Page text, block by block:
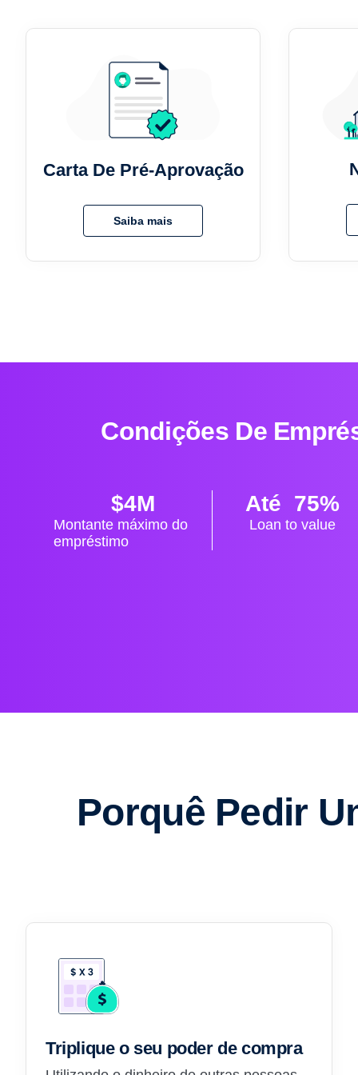
Carta De Pré-Aprovação
Saiba mais
Condições De
Montante máximo do
empréstimo
$4M
Loan to value
Até 75%
Porquê Pedir
Triplique o seu poder de compra